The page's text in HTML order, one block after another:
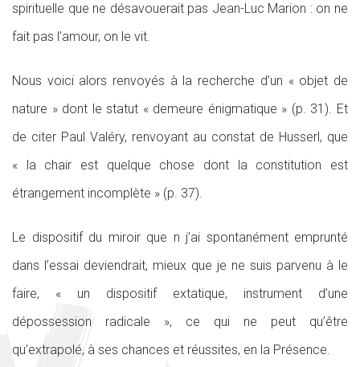
spirituelle que ne désavouerait pas Jean-Luc Marion : on ne
fait pas l’amour, on le vit.
Nous voici alors renvoyés à la recherche d’un « objet de
nature » dont le statut « demeure énigmatique » (p. 31). Et
de citer Paul Valéry, renvoyant au constat de Husserl, que
« la chair est quelque chose dont la constitution est
étrangement incomplète » (p. 37).
Le dispositif du miroir que n j’ai spontanément emprunté
dans l’essai deviendrait, mieux que je ne suis parvenu à le
faire, « un dispositif extatique, instrument d’une
dépossession radicale », ce qui ne peut qu’être
qu’extrapolé, à ses chances et réussites, en la Présence.